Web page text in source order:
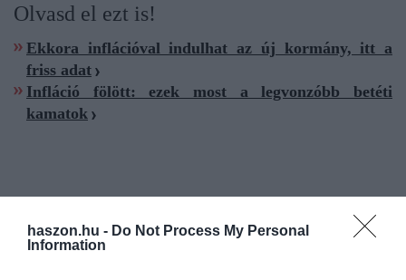
haszon.hu - Do Not Process My Personal
Information
Olvasd el ezt is!
Ekkora inflációval indulhat az új kormány, itt a
friss adat
Infláció fölött: ezek most a legvonzóbb betéti
kamatok
infláció pénzromlás drágulás statisztika ksh